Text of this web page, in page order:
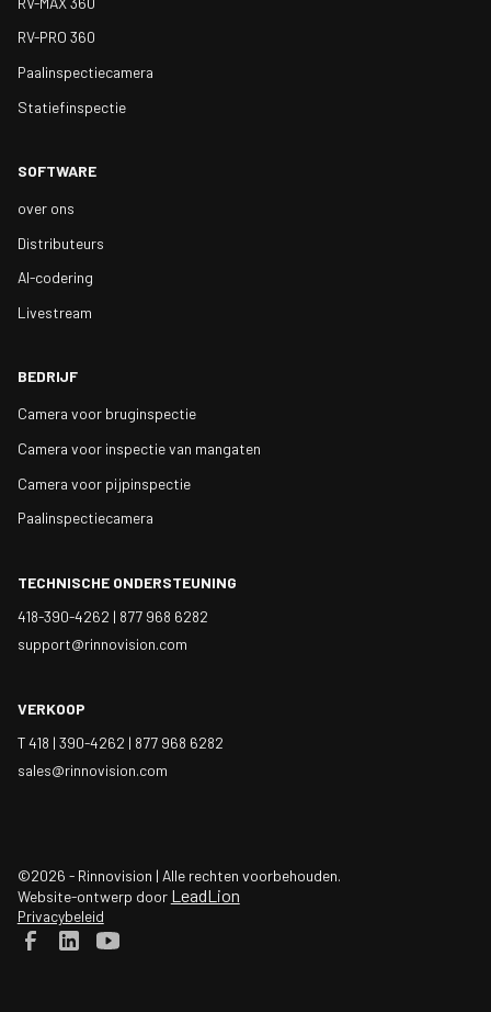
RV-PRO 360
Paalinspectiecamera
Statiefinspectie
SOFTWARE
over ons
Distributeurs
AI-codering
Livestream
BEDRIJF
Camera voor bruginspectie
Camera voor inspectie van mangaten
Camera voor pijpinspectie
Paalinspectiecamera
TECHNISCHE ONDERSTEUNING
418-390-4262 | 877 968 6282
support@rinnovision.com
VERKOOP
T 418 | 390-4262 | 877 968 6282
sales@rinnovision.com
©2026 - Rinnovision | Alle rechten voorbehouden.
Website-ontwerp door LeadLion
Privacybeleid